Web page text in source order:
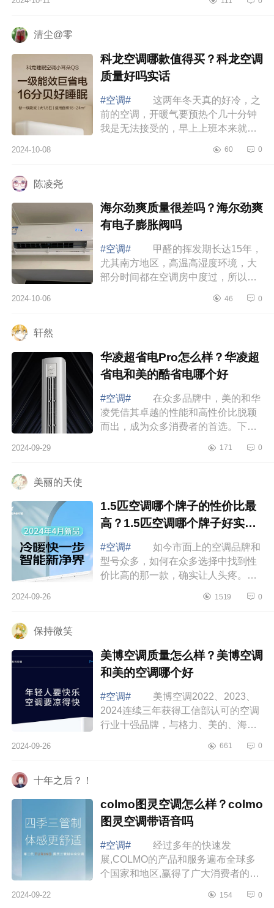
清尘@零
科龙空调哪款值得买？科龙空调
质量好吗实话
#空调#
这两年冬天真的好冷，之
前的空调，开暖气要预热个几十分钟
我是无法接受的，早上上班本来就冷
也迟到了，还好遇到了科龙空调，下
2024-10-08 60 0
陈凌尧
海尔劲爽质量很差吗？海尔劲爽
有电子膨胀阀吗
#空调#
甲醛的挥发期长达15年，
尤其南方地区，高温高湿度环境，大
部分时间都在空调房中度过，所以长
小编为大家介绍下海尔劲爽质量很差
2024-10-06 46 0
轩然
华凌超省电Pro怎么样？华凌超
省电和美的酷省电哪个好
#空调#
在众多品牌中，美的和华
凌凭借其卓越的性能和高性价比脱颖
而出，成为众多消费者的首选。下面
样？华凌超省电和美的酷省电哪个
2024-09-29 171 0
美丽的天使
1.5匹空调哪个牌子的性价比最
高？1.5匹空调哪个牌子好实惠
又耐用
#空调#
如今市面上的空调品牌和
型号众多，如何在众多选择中找到性
价比高的那一款，确实让人头疼。不
方面各有千秋，下面小编为大家介绍
2024-09-26 1519 0
保持微笑
美博空调质量怎么样？美博空调
和美的空调哪个好
#空调#
美博空调2022、2023、
2024连续三年获得工信部认可的空调
行业十强品牌，与格力、美的、海
在同一舞台中央。下面小编为大家介
2024-09-26 661 0
十年之后？！
colmo图灵空调怎么样？colmo
图灵空调带语音吗
#空调#
经过多年的快速发
展,COLMO的产品和服务遍布全球多
个国家和地区,赢得了广大消费者的青
colmo图灵空调怎么样？colmo图灵空
2024-09-22 154 0